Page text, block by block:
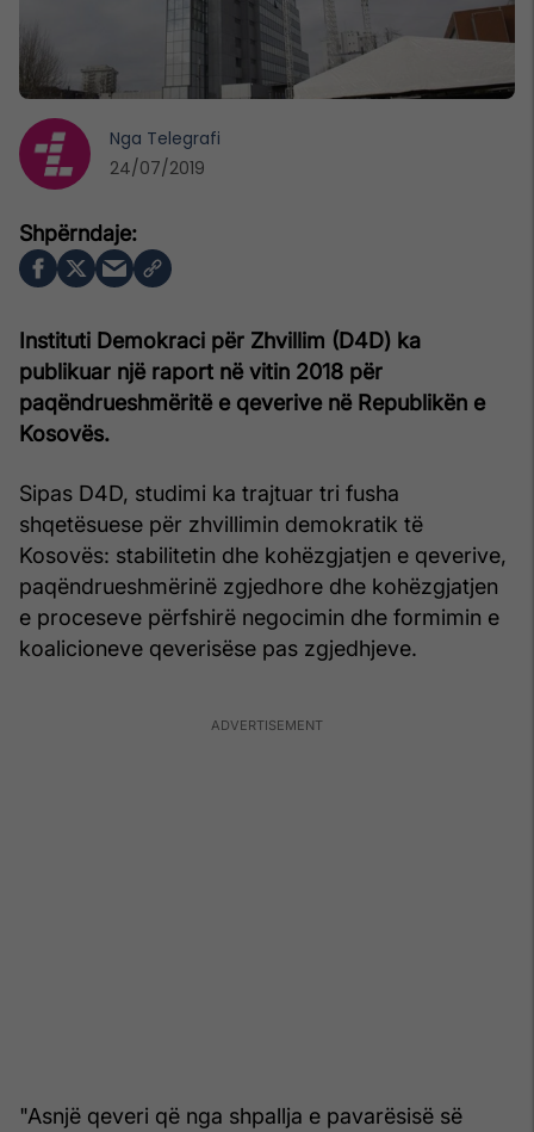
Instituti Demokraci për Zhvillim (D4D) ka
publikuar një raport në vitin 2018 për
paqëndrueshmëritë e qeverive në Republikën e
Kosovës.
Sipas D4D, studimi ka trajtuar tri fusha
shqetësuese për zhvillimin demokratik të
Kosovës: stabilitetin dhe kohëzgjatjen e qeverive,
paqëndrueshmërinë zgjedhore dhe kohëzgjatjen
e proceseve përfshirë negocimin dhe formimin e
koalicioneve qeverisëse pas zgjedhjeve.
"Asnjë qeveri që nga shpallja e pavarësisë së
Nga Telegrafi
24/07/2019